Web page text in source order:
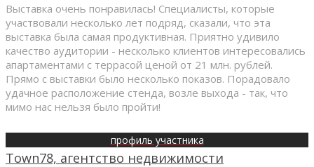
Выставка очень понравилась! Специалисты, которые
участвовали несколько лет подряд, сказали, что эта
выставка была самая продуктивная. Приятно удивило
качество аудитории - несколько клиентов интересовались
апартаментами с террасой ценой от 21 млн. рублей.
Прямо с выставки было несколько показов. Порадовало
удачное расположение стенда, возле выхода - так, что
мимо нас нельзя было пройти!
профиль участника
Town78, агентство недвижимости